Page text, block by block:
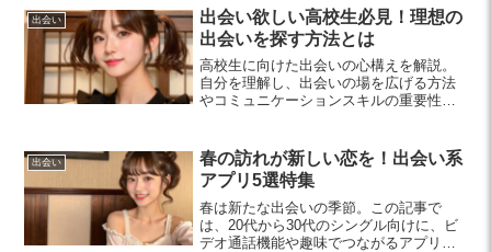
します。
出会い
出会い欲しい高校生必見！理想の
出会いを探す方法とは
高校生に向けた出会いの心構えを解説。
自分を理解し、出会いの場を広げる方法
やコミュニケーションスキルの重要性を
出会い
春の訪れが新しい恋を！出会い系
アプリ5選特集
春は新たな出会いの季節。この記事で
は、20代から30代のシングル向けに、ビ
デオ通話機能や趣味でつながるアプリな